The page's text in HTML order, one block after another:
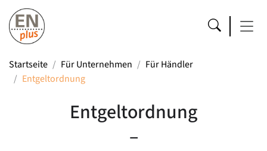
Startseite Für Unternehmen
Für Händler
Entgeltordnung
Entgeltordnung
–